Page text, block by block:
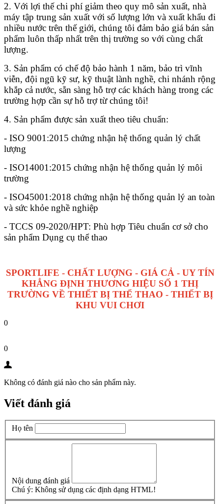
2. Với lợi thế chi phí giảm theo quy mô sản xuất, nhà
máy tập trung sản xuất với số lượng lớn và xuất khẩu đi
nhiều nước trên thế giới, chúng tôi đảm bảo giá bán sản
phẩm luôn thấp nhất trên thị trường so với cùng chất
lượng.
3. Sản phẩm có chế độ bảo hành 1 năm, bảo trì vĩnh
viễn, đội ngũ kỹ sư, kỹ thuật lành nghề, chi nhánh rộng
khắp cả nước, sẵn sàng hỗ trợ các khách hàng trong các
trường hợp cần sự hỗ trợ từ chúng tôi!
4. Sản phẩm được sản xuất theo tiêu chuẩn:
- ISO 9001:2015 chứng nhận hệ thống quản lý chất
lượng
- ISO14001:2015 chứng nhận hệ thống quản lý môi
trường
- ISO45001:2018 chứng nhận hệ thống quản lý an toàn
và sức khỏe nghề nghiệp
- TCCS 09-2020/HPT: Phù hợp Tiêu chuẩn cơ sở cho
sản phẩm Dụng cụ thể thao
SPORTLIFE - CHẤT LƯỢNG - GIÁ CẢ - UY TÍN
KHẲNG ĐỊNH THƯƠNG HIỆU SỐ 1 THỊ
TRƯỜNG VỀ THIẾT BỊ THỂ THAO - THIẾT BỊ
KHU VUI CHƠI
0
0
Không có đánh giá nào cho sản phẩm này.
Viết đánh giá
Họ tên
Nội dung đánh giá
Chú ý: Không sử dụng các định dạng HTML!